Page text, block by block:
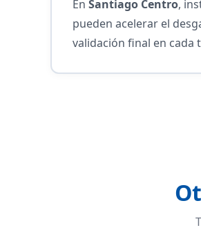
En Santiago Centro,
pueden acelerar el
validación final en cada